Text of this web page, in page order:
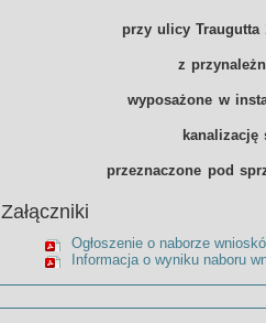
przy ulicy
z
wyposażone w
kanalizację
przeznaczone pod
Załączniki
Ogłoszenie o naborze
Informacja o wyniku naboru